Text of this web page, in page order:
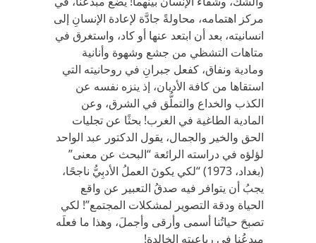
مركز اهتمامه، محاولةً جادَّة لإعادة الإنسانِ إلى
انسانيته، بعد أن ابتعد عنها أو كاد، واستغرق في
متاهات التشظي من جشع وشهوة وأنانية
ومادية ونفاق، كفعل جبرانِ في روحانيته التي
استقاها من كافة الأديان، إذ ينزه نفسه عن
الكذب والخداع والتملُّق في الشرق، وعن
المادية الطاغية في الغرب! بحثًا عن تجليات
الحق والخير والجمال، يقول الدكتور عبد الواحد
لؤلؤه في دراسته الرائعة “البحث عن معنى”
(بغداد، 1973) “لكي يكونَ العملُ الأدبِيُّ ناجحًا،
يجبُ أن يتوافر فيه صدقُ التعبير عن واقع
الحياة ودقة التصوير لمشكلات المجتمع”! لكي
تصبحَ حياتُنا أسمى وأرقى وأجملَ، وهذا ما فعلَه
مبدعُنا في رباعيته الخالدة!